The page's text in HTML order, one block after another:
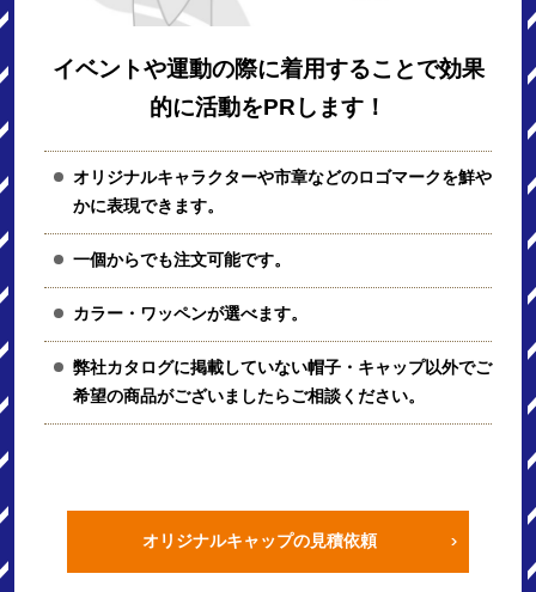
イベントや運動の際に着用することで効果
的に活動をPRします！
オリジナルキャラクターや市章などのロゴマークを鮮や
かに表現できます。
一個からでも注文可能です。
カラー・ワッペンが選べます。
弊社カタログに掲載していない帽子・キャップ以外でご
希望の商品がございましたらご相談ください。
オリジナルキャップの見積依頼